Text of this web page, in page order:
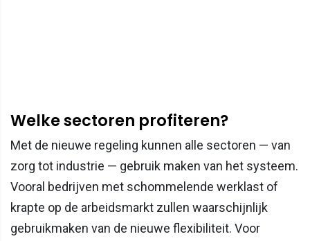
Welke sectoren profiteren?
Met de nieuwe regeling kunnen alle sectoren — van
zorg tot industrie — gebruik maken van het systeem.
Vooral bedrijven met schommelende werklast of
krapte op de arbeidsmarkt zullen waarschijnlijk
gebruikmaken van de nieuwe flexibiliteit. Voor